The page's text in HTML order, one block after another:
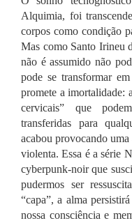
Alquimia, foi
corpos como condição
Mas como Santo Irineu
não é assumido não
pode se transformar
promete a imortalidade:
cervicais” que
transferidas para
acabou provocando uma
violenta. Essa é a série
cyberpunk-noir que
pudermos ser
“capa”, a alma
nossa consciência e